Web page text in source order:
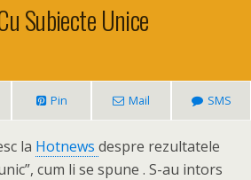
Subiecte Unice
Pin Mail SMS
la Hotnews despre rezultatele
cum li se spune . S-au intors